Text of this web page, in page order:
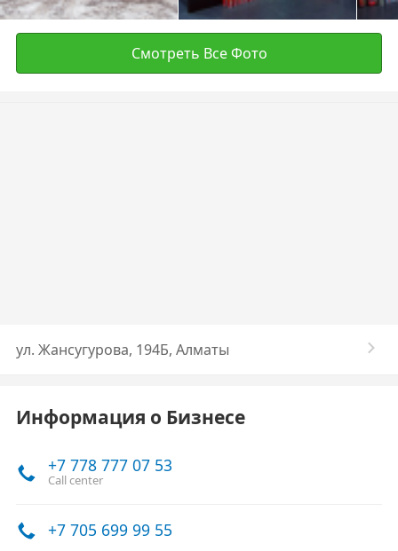
Смотреть Все Фото
ул. ​Жансугурова, 194Б, Алматы
Информация о Бизнесе
+7 778 777 07 53
Call center
+7 705 699 99 55